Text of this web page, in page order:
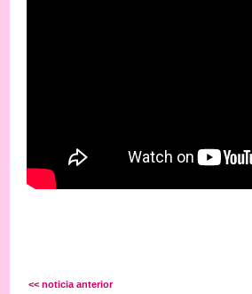
<< noticia anterior